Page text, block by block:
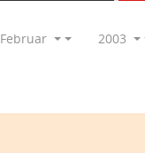
Februar 2003